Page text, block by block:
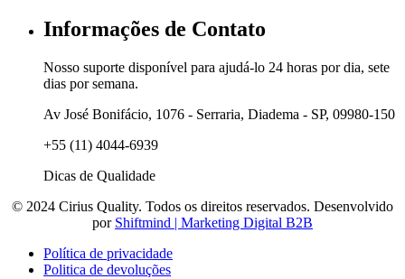
Informações de Contato
Nosso suporte disponível para ajudá-lo 24 horas por dia, sete
dias por semana.
Av José Bonifácio, 1076 - Serraria, Diadema - SP, 09980-150
+55 (11) 4044-6939
Dicas de Qualidade
© 2024 Cirius Quality. Todos os direitos reservados. Desenvolvido
por Shiftmind | Marketing Digital B2B
Política de privacidade
Politica de devoluções